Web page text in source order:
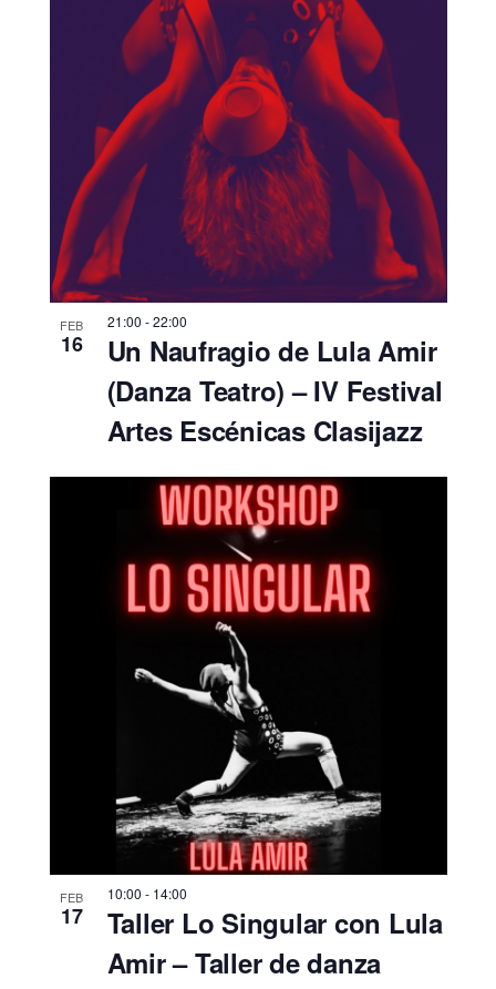
FEB
16
21:00 -22:00
Un Naufragio de Lula Amir
(Danza Teatro) – IV Festival
Artes Escénicas Clasijazz
FEB
17
10:00 - 14:00
Taller Lo Singular con Lula
Amir – Taller de danza